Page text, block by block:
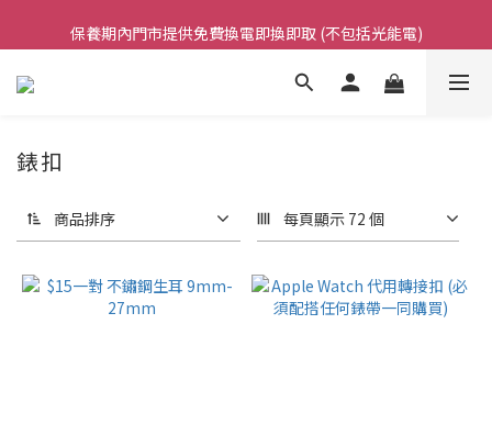
凡購買任何產品滿$500免運費（香港/澳門）
保養期內門市提供免費換電即換即取 (不包括光能電)
凡購買任何產品滿$500免運費（香港/澳門）
錶扣
商品排序 每頁顯示 72 個